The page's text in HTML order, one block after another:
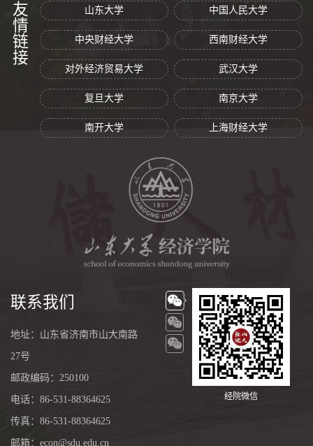
友情链接 山东大学 中国人民大学
中央财经大学 西南财经大学
对外经济贸易大学 武汉大学
复旦大学 南京大学
南开大学 上海财经大学
联系我们
地址：山东省济南市山大南路
27号
邮政编码：250100
电话：86-531-88364625
传真：86-531-88364625
邮箱：econ@sdu.edu.cn
经院微信